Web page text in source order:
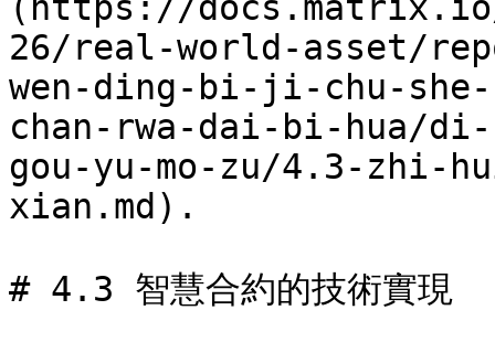
26/real-world-asset/
wen-ding-bi-ji-chu-
chan-rwa-dai-bi-hua/
gou-yu-mo-zu/4.3-zhi-
xian.md).
# 4.3 智慧合約的技術實現